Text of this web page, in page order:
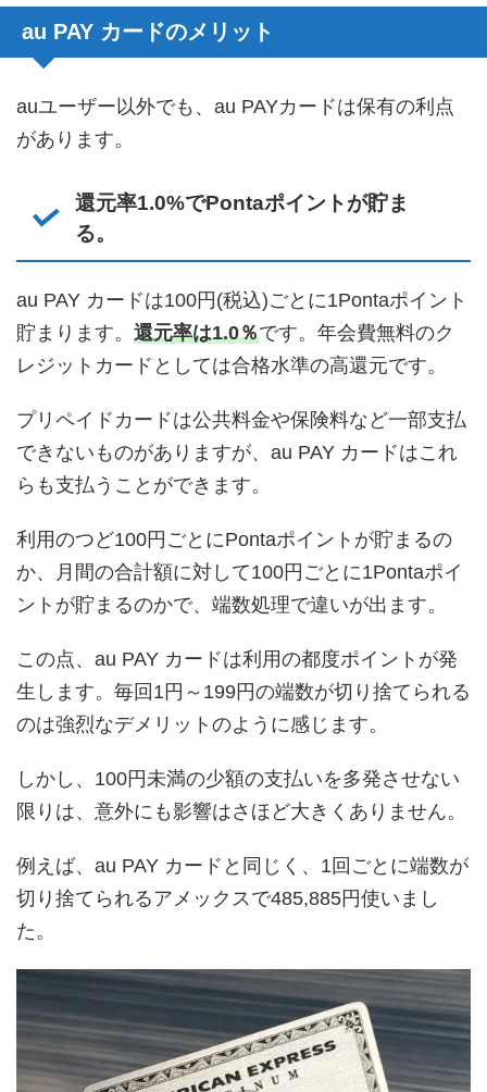
au PAY カードのメリット
auユーザー以外でも、au PAYカードは保有の利点
があります。
還元率1.0%でPontaポイントが貯ま
る。
au PAY カードは100円(税込)ごとに1Pontaポイント
貯まります。 還元率は1.0％です。年会費無料のク
レジットカードとしては合格水準の高還元です。
プリペイドカードは公共料金や保険料など一部支払
できないものがありますが、au PAY カードはこれ
らも支払うことができます。
利用のつど100円ごとにPontaポイントが貯まるの
か、月間の合計額に対して100円ごとに1Pontaポイ
ントが貯まるのかで、端数処理で違いが出ます。
この点、au PAY カードは利用の都度ポイントが発
生します。毎回1円～199円の端数が切り捨てられる
のは強烈なデメリットのように感じます。
しかし、100円未満の少額の支払いを多発させない
限りは、意外にも影響はさほど大きくありません。
例えば、au PAY カードと同じく、1回ごとに端数が
切り捨てられるアメックスで485,885円使いまし
た。